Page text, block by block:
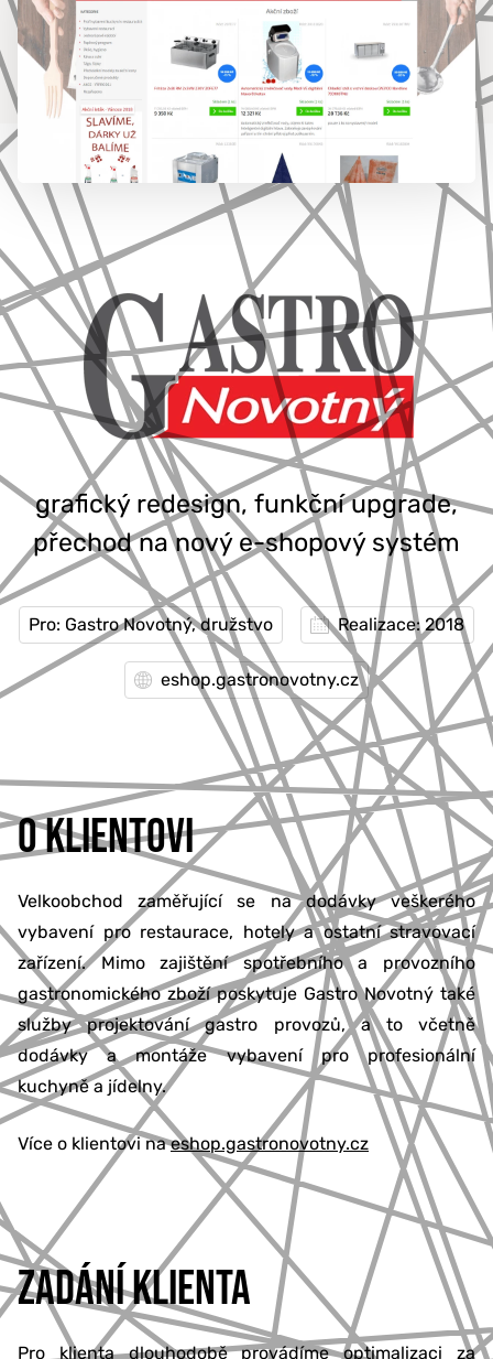
777 353 464
grafický redesign, funkční upgrade,
přechod na nový e-shopový systém
Pro: Gastro Novotný, družstvo Realizace: 2018
eshop.gastronovotny.cz
O KLIENTOVI
Velkoobchod zaměřující se na dodávky veškerého
vybavení pro restaurace, hotely a ostatní stravovací
zařízení. Mimo zajištění spotřebního a provozního
gastronomického zboží poskytuje Gastro Novotný také
služby projektování gastro provozů, a to včetně
dodávky a montáže vybavení pro profesionální
kuchyně a jídelny.
Více o klientovi naeshop.gastronovotny.cz
ZADÁNÍ KLIENTA
Pro klienta dlouhodobě provádíme optimalizaci za